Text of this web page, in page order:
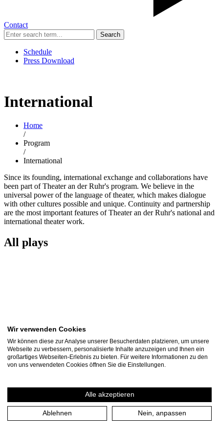
Contact
Search
Schedule
Press Download
International
Home
/
Program
/
International
Since its founding, international exchange and collaborations have
been part of Theater an der Ruhr's program. We believe in the
universal power of the language of theater, which makes dialogue
with other cultures possible and unique. Continuity and partnership
are the most important features of Theater an der Ruhr's national and
international theater work.
All plays
Othello
Wir verwenden Cookies
Wir können diese zur Analyse unserer Besucherdaten platzieren, um unsere
Webseite zu verbessern, personalisierte Inhalte anzuzeigen und Ihnen ein
großartiges Webseiten-Erlebnis zu bieten. Für weitere Informationen zu den
von uns verwendeten Cookies öffnen Sie die Einstellungen.
Alle akzeptieren
Ablehnen Nein, anpassen